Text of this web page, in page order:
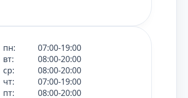
пн:
07:00-19:00
вт:
08:00-20:00
ср:
08:00-20:00
чт:
07:00-19:00
пт:
08:00-20:00